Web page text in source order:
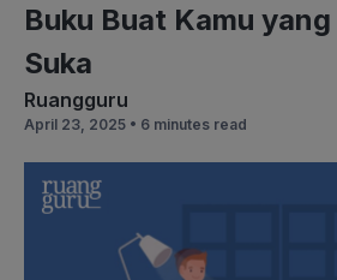
Buku Buat Kamu
Suka
Ruangguru
April 23, 2025 • 6 minutes read